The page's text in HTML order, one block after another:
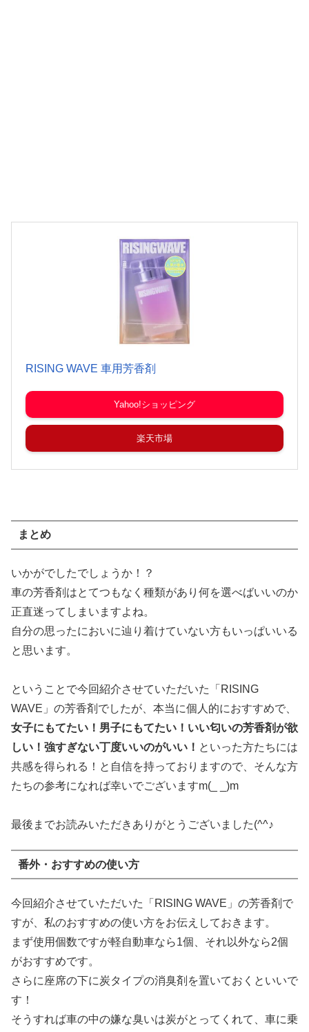
RISING WAVE 車用芳香剤
Yahoo!ショッピング
楽天市場
まとめ
いかがでしたでしょうか！？
車の芳香剤はとてつもなく種類があり何を選べばいいのか
正直迷ってしまいますよね。
自分の思ったにおいに辿り着けていない方もいっぱいいる
と思います。
ということで今回紹介させていただいた「RISING
WAVE」の芳香剤でしたが、本当に個人的におすすめで、
女子にもてたい！男子にもてたい！いい匂いの芳香剤が欲
しい！強すぎない丁度いいのがいい！ といった方たちには
共感を得られる！と自信を持っておりますので、そんな方
たちの参考になれば幸いでございますm(_ _)m
最後までお読みいただきありがとうございました(^^♪
番外・おすすめの使い方
今回紹介させていただいた「RISING WAVE」の芳香剤で
すが、私のおすすめの使い方をお伝えしておきます。
まず使用個数ですが軽自動車なら1個、それ以外なら2個
がおすすめです。
さらに座席の下に炭タイプの消臭剤を置いておくといいで
す！
そうすれば車の中の嫌な臭いは炭がとってくれて、車に乗